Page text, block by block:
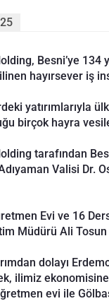
Besni’ye 134
hayırsever iş
yatırımlarıyla
birçok hayra
tarafından
Valisi Dr.
Evi ve 16
Müdürü Ali Tosun
dolayı
ilimiz
evi ile